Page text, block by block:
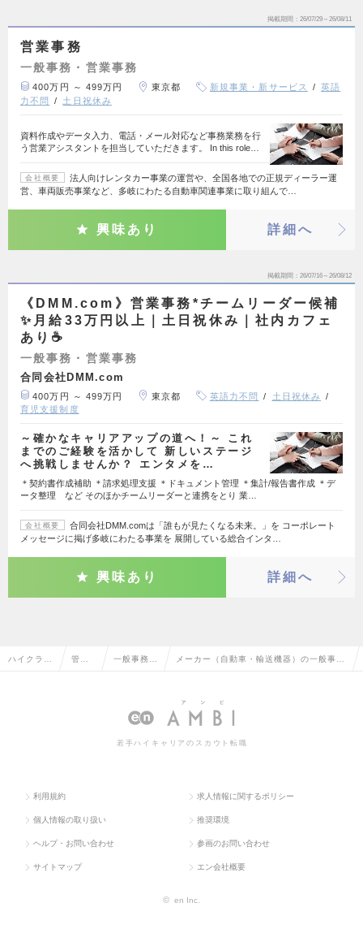
掲載期間 26/07/29～26/08/11
営業事務
一般事務・営業事務
400万円 ～ 499万円 東京都 新規事業・新サービス
英語
力不問
土日祝休み
資料作成やデータ入力、電話・メール対応など事務業務を行
う営業アシスタントを担当していただきます。 In this role…
会社概要
法人向けレンタカー事業の運営や、全国各地での正規ディーラー運
営、車両販売事業など、多岐にわたる自動車関連事業に取り組んで…
興味あり 詳細へ
掲載期間 26/07/16～26/08/12
《DMM.com》営業事務*チームリーダー候補
✨月給33万円以上｜土日祝休み｜社内カフェ
あり☕
一般事務・営業事務
合同会社DMM.com
400万円 ～ 499万円 東京都 英語力不問
土日祝休み
育児支援制度
～確かなキャリアアップの道へ！～ これ
までのご経験を活かして 新しいステージ
へ挑戦しませんか？ エンタメを…
＊契約書作成補助 ＊請求処理支援 ＊ドキュメント管理 ＊集計/報告書作成 ＊デ
ータ整理 など そのほかチームリーダーと連携をとり 業…
会社概要
合同会社DMM.comは「誰もが見たくなる未来。」を コーポレート
メッセージに掲げ多岐にわたる事業を 展開している総合インタ…
興味あり 詳細へ
ハイクラス 管理 一般事務・ メーカー（自動車・輸送機器）の一般事
若手ハイキャリアのスカウト転職
利用規約 求人情報に関するポリシー
個人情報の取り扱い 推奨環境
ヘルプ・お問い合わせ 参画のお問い合わせ
サイトマップ エン会社概要
© en Inc.